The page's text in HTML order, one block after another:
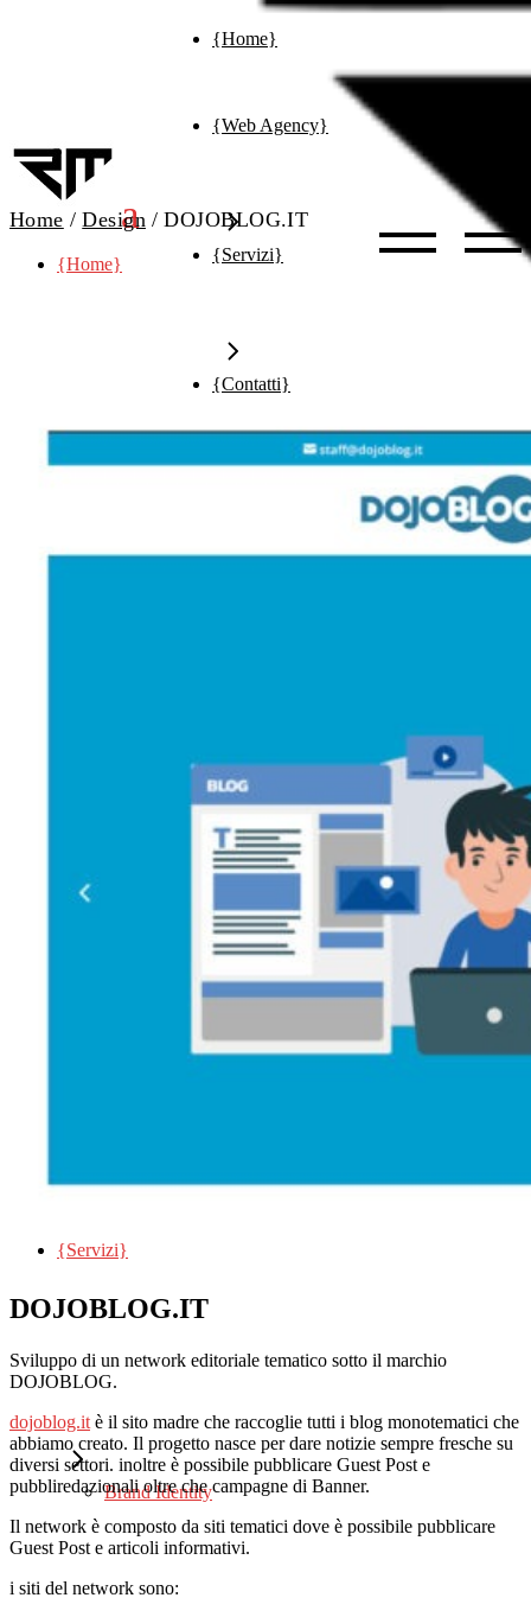
{Home}
{Web Agency}
{works}
{Servizi}
Ufficio Stampa
{Contatti}
{Home}
{Web Agency}
{Servizi}
Brand Identity
Home Design DOJOBLOG.IT
DOJOBLOG.IT
Sviluppo di un network editoriale tematico sotto il marchio
DOJOBLOG.
dojoblog.it è il sito madre che raccoglie tutti i blog monotematici che
abbiamo creato. Il progetto nasce per dare notizie sempre fresche su
diversi settori. inoltre è possibile pubblicare Guest Post e
pubbliredazionali oltre che campagne di Banner.
Il network è composto da siti tematici dove è possibile pubblicare
Guest Post e articoli informativi.
i siti del network sono: